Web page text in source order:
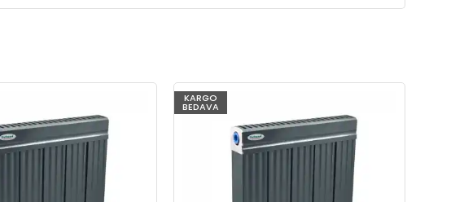
KARGO
BEDAVA